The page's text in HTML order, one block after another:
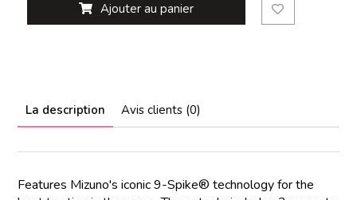
Ajouter au panier
La description Avis clients (0)
Features Mizuno's iconic 9-Spike® technology for the